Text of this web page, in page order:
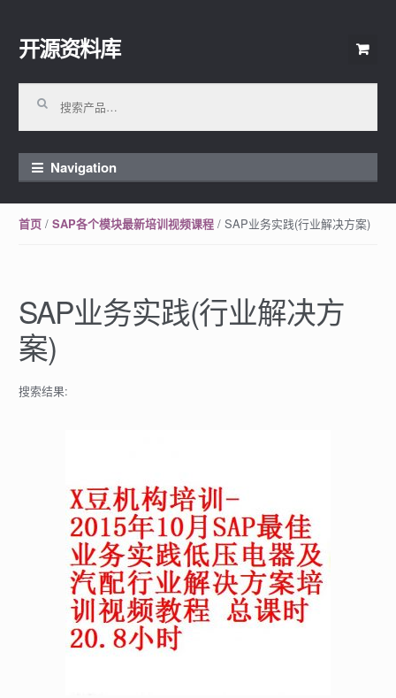
Skip to navigation
Skip to content
开源资料库
Navigation
首页/ SAP各个模块最新培训视频课程/ SAP业务实践(行业解决方案)
SAP业务实践(行业解决方
案)
搜索结果: